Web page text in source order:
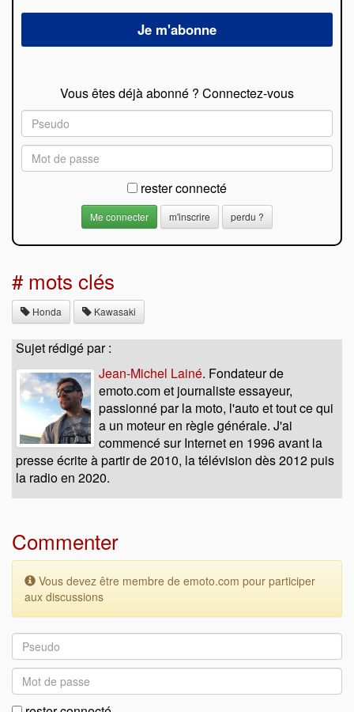
Vous êtes déjà abonné ? Connectez-vous
rester connecté
m'inscrire perdu ?
# mots clés
Honda Kawasaki
Sujet rédigé par :
Jean-Michel Lainé. Fondateur de
emoto.com et journaliste essayeur,
passionné par la moto, l'auto et tout ce qui
a un moteur en règle générale. J'ai
commencé sur Internet en 1996 avant la
presse écrite à partir de 2010, la télévision dès 2012 puis
la radio en 2020.
Commenter
Vous devez être membre de emoto.com pour participer
aux discussions